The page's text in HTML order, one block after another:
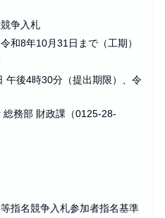
争入札
和8年10月31日まで（工期）
午後4時30分（提出期限）、令
総務部 財政課（0125-28-
指名競争入札参加者指名基準